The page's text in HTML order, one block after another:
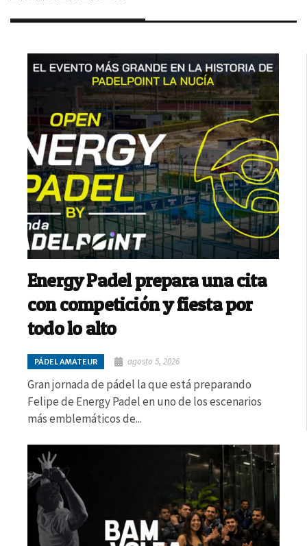
Energy Padel prepara una cita
con competición y fiesta por
todo lo alto
PÁDEL AMATEUR agosto 5, 2026
Gran jornada de pádel la que está preparando
Felipe de Energy Padel en uno de los escenarios
más emblemáticos de...